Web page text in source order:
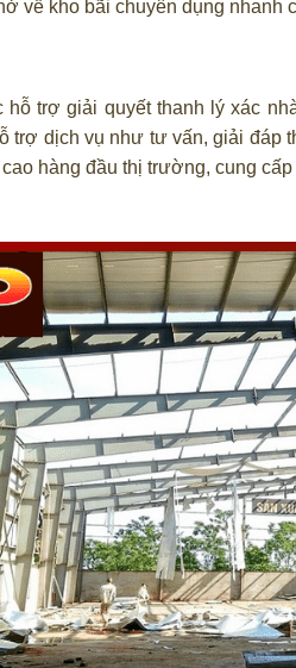
về kho bãi chuyên dụng
hỗ trợ giải quyết thanh lý xác
trợ dịch vụ như tư vấn, giải đáp
hàng đầu thị trường, cung